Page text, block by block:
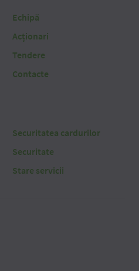
Echipă
Acționari
Tendere
Contacte
Securitatea cardurilor
Securitate
Stare servicii